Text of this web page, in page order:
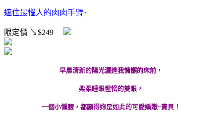
遮住最惱人的肉肉手臂~
限定價 ↘$249
早晨清新的陽光灑進我慵懶的床前，
柔柔睡眼惺忪的雙眼，
一個小懶腰，都顯得妳是如此的可愛嬌嫩~寶貝！